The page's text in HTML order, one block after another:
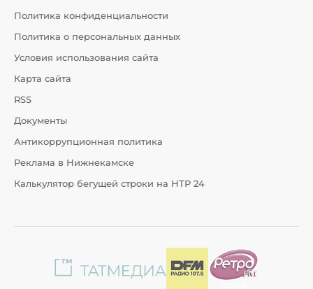
Политика конфиденциальности
Политика о персональных данных
Условия использования сайта
Карта сайта
RSS
Документы
Антикоррупционная политика
Реклама в Нижнекамске
Калькулятор бегущей строки на НТР 24